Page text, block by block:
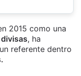
2015 como una
, ha
referente dentro